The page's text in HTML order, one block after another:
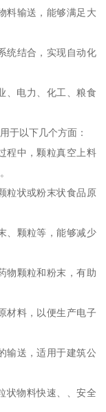
料输送，能够满足大
统结合，实现自动化
、电力、化工、粮食
于以下几个方面：
程中，颗粒真空上料
粒状或粉末状食品原
、颗粒等，能够减少
物颗粒和粉末，有助
材料，以便生产电子
输送，适用于建筑公
状物料快速、、安全